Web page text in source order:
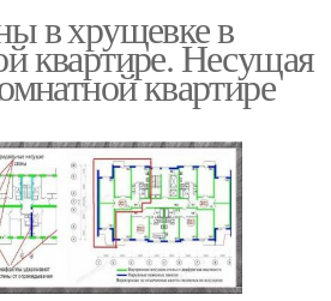
в хрущевке в
квартире. Несущая
квартире